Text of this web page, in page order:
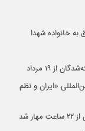
خانواده شهدا
۱۹ مرداد
«ایران و نظم
شد